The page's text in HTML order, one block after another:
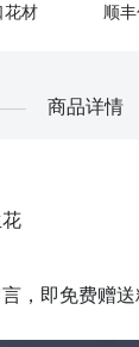
花材 顺
商品详情
，即免费赠送